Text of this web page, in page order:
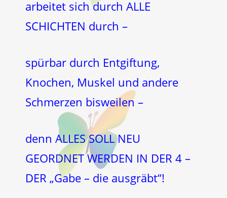
arbeitet sich durch ALLE
SCHICHTEN durch –
spürbar durch Entgiftung,
Knochen, Muskel und andere
Schmerzen bisweilen –
denn ALLES SOLL NEU
GEORDNET WERDEN IN DER 4 –
DER „Gabe – die ausgräbt“!